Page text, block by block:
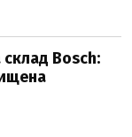
склад Bosch: